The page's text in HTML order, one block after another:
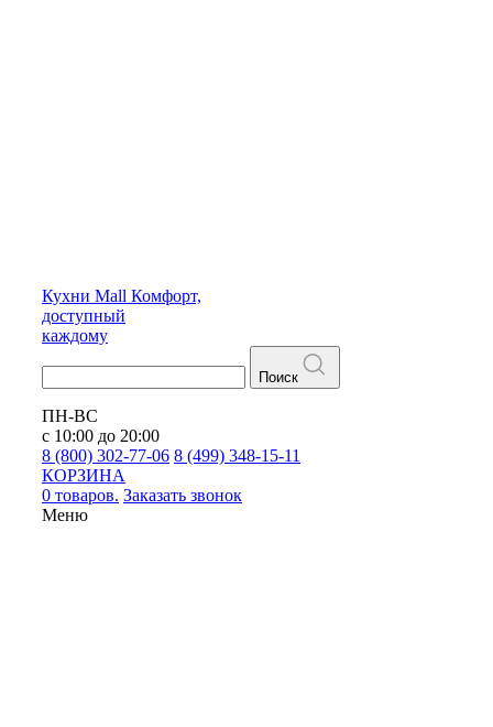
Кухни Mall Комфорт,
доступный
каждому
Поиск
ПН-ВС
с 10:00 до 20:00
8 (800) 302-77-06 8 (499) 348-15-11
КОРЗИНА
0 товаров. Заказать звонок
Меню